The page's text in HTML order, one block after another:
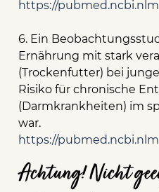
https://
6. Ein
Ernährung mit stark
(Trockenfutter) bei
Risiko für chronische
(Darmkrankheiten) im
war.
https://
Achtung! Nicht